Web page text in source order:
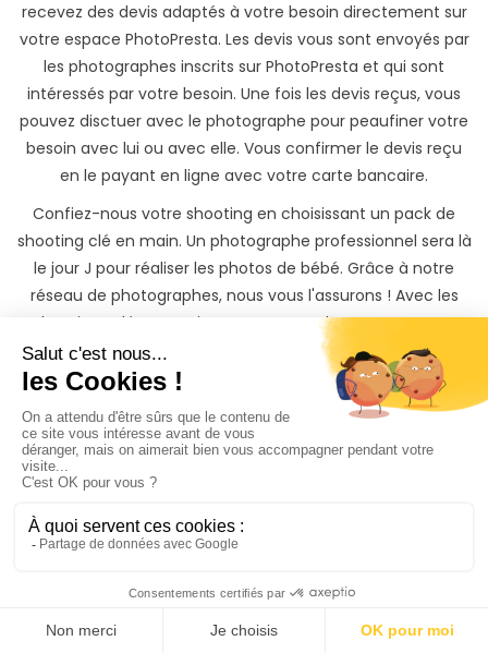
recevez des devis adaptés à votre besoin directement sur
votre espace PhotoPresta. Les devis vous sont envoyés par
les photographes inscrits sur PhotoPresta et qui sont
intéressés par votre besoin. Une fois les devis reçus, vous
pouvez disctuer avec le photographe pour peaufiner votre
besoin avec lui ou avec elle. Vous confirmer le devis reçu
en le payant en ligne avec votre carte bancaire.
Confiez-nous votre shooting en choisissant un pack de
shooting clé en main. Un photographe professionnel sera là
le jour J pour réaliser les photos de bébé. Grâce à notre
réseau de photographes, nous vous l'assurons ! Avec les
shootings clés en main, vous gagnez du temps et vous
économisez de l'argent. Vous récupérez vos photos sur une
belle galerie privée et partageable dans un délai maximum
de 72h après votre événement.
Offrez le plus beau des
cadeaux,
Vous souhaitez offrir un shooting bébé à Dole(39) ?
votre choix, valables sur tout le site PhotoPresta pendant 1
an. Le cadeau qui laisse la liberté au bénéficiaire de choisir